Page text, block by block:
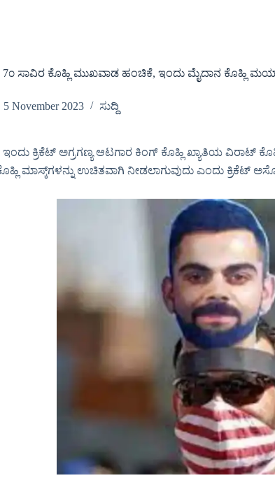
7೦ ಸಾವಿರ ಕೊಹ್ಲಿ ಮುಖವಾಡ ಹಂಚಿಕೆ, ಇಂದು ಮೈದಾನ ಕೊಹ್ಲಿ
5 November 2023 ಸುದ್ದಿ
ಇಂದು ಕ್ರಿಕೆಟ್ ಅಗ್ರಗಣ್ಯ ಆಟಗಾರ ಕಿಂಗ್ ಕೊಹ್ಲಿ ಖ್ಯಾತಿಯ ವಿರಾಟ್
ಮಾಸ್ಕ್‌ಗಳನ್ನು ಉಚಿತವಾಗಿ ನೀಡಲಾಗುವುದು ಎಂದು